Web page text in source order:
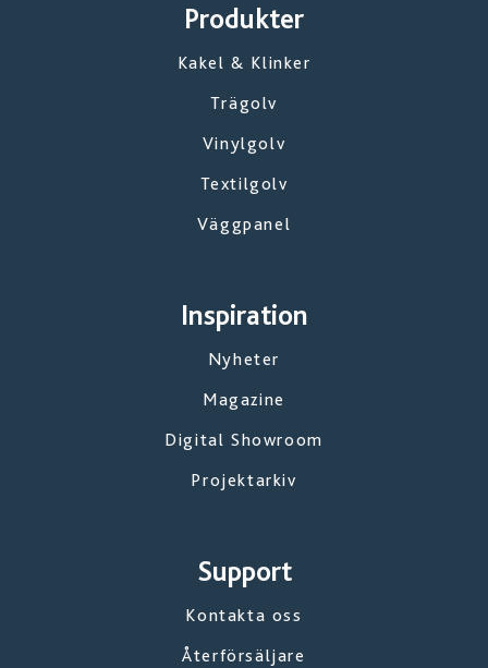
Produkter
Kakel & Klinker
Trägolv
Vinylgolv
Textilgolv
Väggpanel
Inspiration
Nyheter
Magazine
Digital Showroom
Projektarkiv
Support
Kontakta oss
Återförsäljare